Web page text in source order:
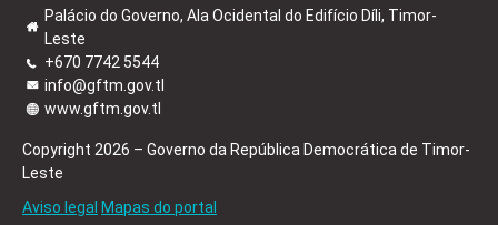
Palácio do Governo, Ala Ocidental do Edifício Díli, Timor-
Leste
+670 7742 5544
info@gftm.gov.tl
www.gftm.gov.tl
Copyright 2026 – Governo da República Democrática de Timor-
Leste
Aviso legal Mapas do portal